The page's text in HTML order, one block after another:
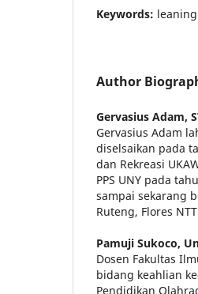
Keywords:
Author
Gervasius Adam,
Gervasius Adam
diselsaikan pada
dan Rekreasi
PPS UNY pada
sampai sekarang
Ruteng, Flores NTT
Pamuji Sukoco,
Dosen Fakultas
bidang keahlian
Pendidikan